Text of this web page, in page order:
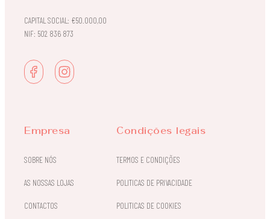
CAPITAL SOCIAL: €50.000,00
NIF: 502 836 873
Empresa
SOBRE NÓS
AS NOSSAS LOJAS
CONTACTOS
Condições legais
TERMOS E CONDIÇÕES
POLITICAS DE PRIVACIDADE
POLITICAS DE COOKIES